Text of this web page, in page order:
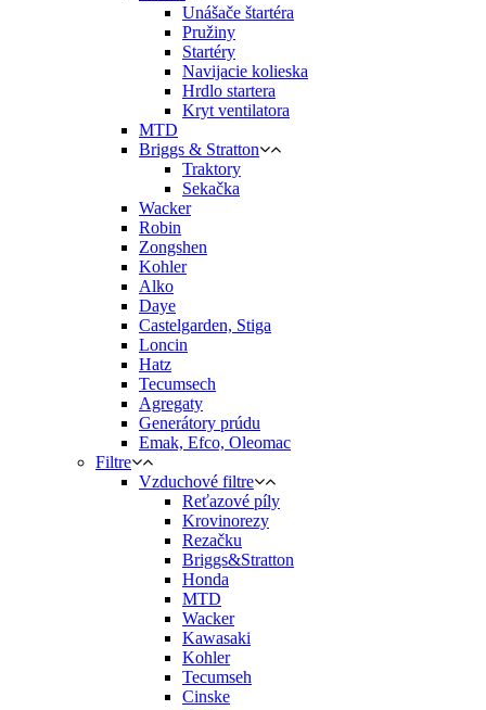
Unášače štartéra
Pružiny
Startéry
Navijacie kolieska
Hrdlo startera
Kryt ventilatora
MTD
Briggs & Stratton
Traktory
Sekačka
Wacker
Robin
Zongshen
Kohler
Alko
Daye
Castelgarden, Stiga
Loncin
Hatz
Tecumsech
Agregaty
Generátory prúdu
Emak, Efco, Oleomac
Filtre
Vzduchové filtre
Reťazové píly
Krovinorezy
Rezačku
Briggs&Stratton
Honda
MTD
Wacker
Kawasaki
Kohler
Tecumseh
Cinske